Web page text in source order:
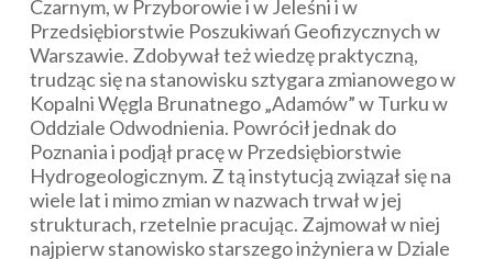
Czarnym, w Przyborowie i w Jeleśni i w
Przedsiębiorstwie Poszukiwań Geofizycznych w
Warszawie. Zdobywał też wiedzę praktyczną,
trudząc się na stanowisku sztygara zmianowego w
Kopalni Węgla Brunatnego „Adamów” w Turku w
Oddziale Odwodnienia. Powrócił jednak do
Poznania i podjął pracę w Przedsiębiorstwie
Hydrogeologicznym. Z tą instytucją związał się na
wiele lat i mimo zmian w nazwach trwał w jej
strukturach, rzetelnie pracując. Zajmował w niej
najpierw stanowisko starszego inżyniera w Dziale